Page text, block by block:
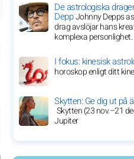
De astrologiska
DeppJohnny Depps
drag avslöjar hans
komplexa personlighet.
I fokus: kinesisk
horoskop enligt ditt
Skytten: Ge dig ut på
Skytten (23 nov.–21
Jupiter